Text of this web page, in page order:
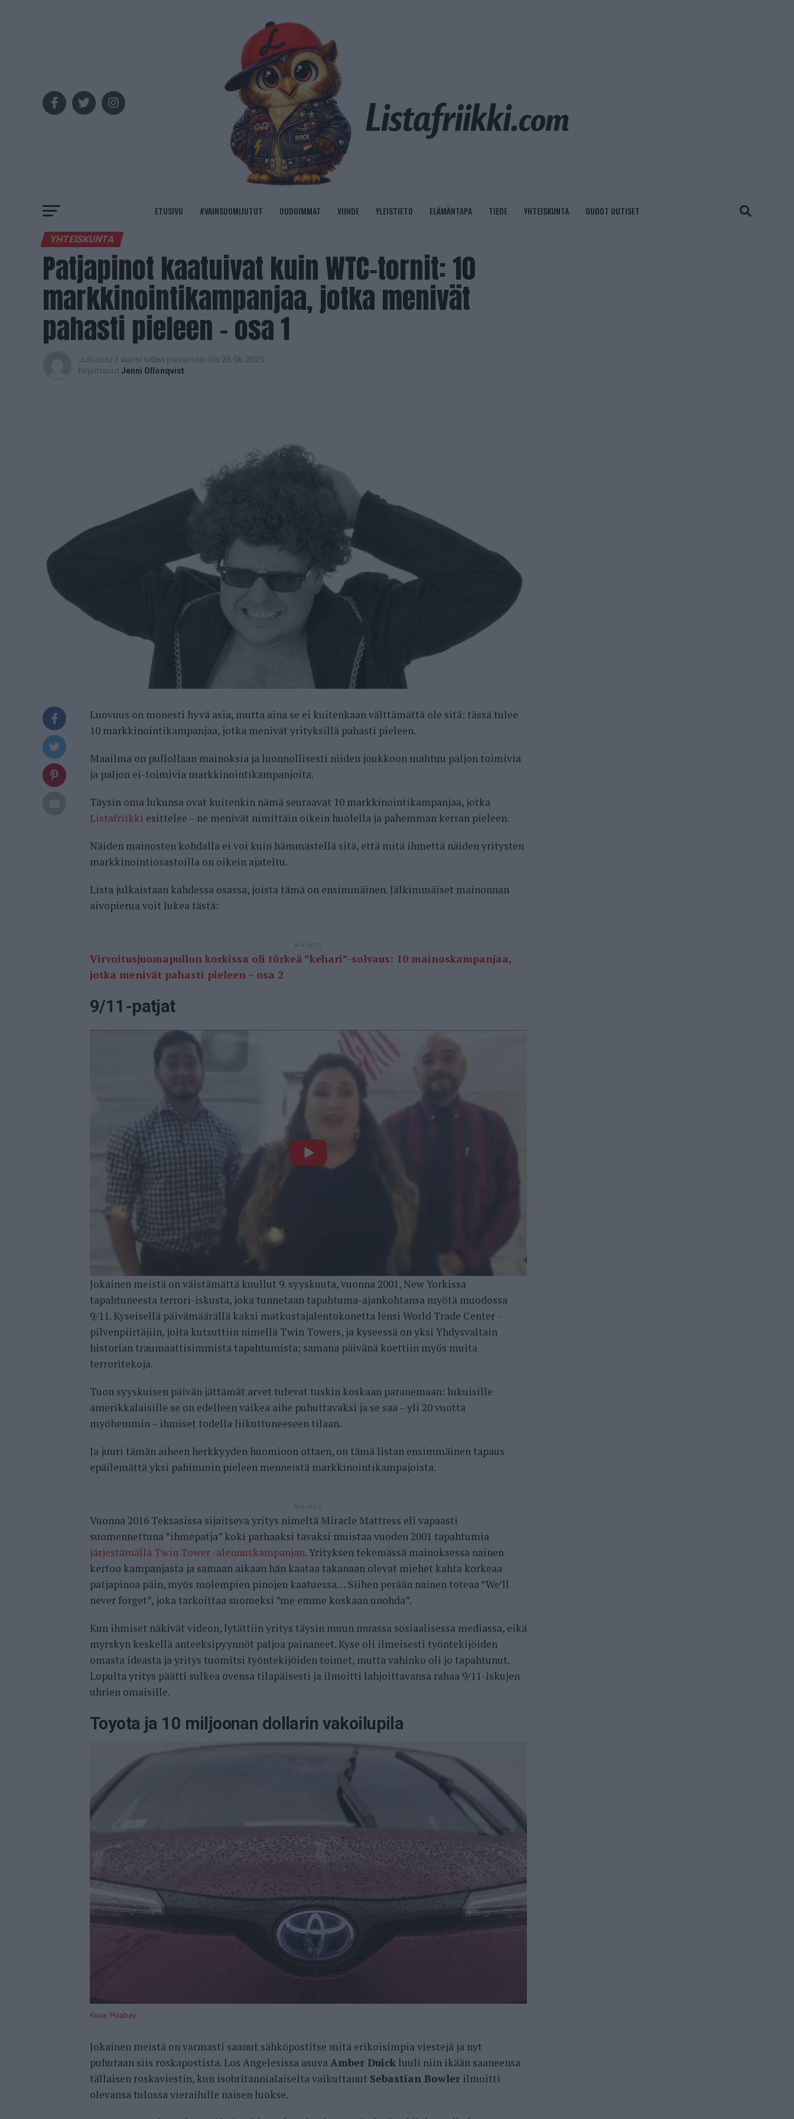
ETUSIVU #VAINSUOMIJUTUT OUDOIMMAT VIIHDE YLEISTIETO ELÄMÄNTAPA TIEDE YHTEISKUNTA OUDOT UUTISET
YHTEISKUNTA
Patjapinot kaatuivat kuin WTC-tornit: 10
markkinointikampanjaa, jotka menivät
pahasti pieleen – osa 1
Julkaistu 1 vuosi sitten päivämäärällä 26.06.2025
Kirjoittanut Jenni Ollonqvist
Luovuus on monesti hyvä asia, mutta aina se ei kuitenkaan välttämättä ole sitä: tässä tulee
10 markkinointikampanjaa, jotka menivät yrityksillä pahasti pieleen.
Maailma on pullollaan mainoksia ja luonnollisesti niiden joukkoon mahtuu paljon toimivia
ja paljon ei-toimivia markkinointikampanjoita.
Täysin oma lukunsa ovat kuitenkin nämä seuraavat 10 markkinointikampanjaa, jotka
Listafriikki esittelee – ne menivät nimittäin oikein huolella ja pahemman kerran pieleen.
Näiden mainosten kohdalla ei voi kuin hämmästellä sitä, että mitä ihmettä näiden yritysten
markkinointiosastoilla on oikein ajateltu.
Lista julkaistaan kahdessa osassa, joista tämä on ensimmäinen. Jälkimmäiset mainonnan
aivopierua voit lukea tästä:
MAINOS
Virvoitusjuomapullon korkissa oli törkeä ”kehari”-solvaus: 10 mainoskampanjaa,
jotka menivät pahasti pieleen – osa 2
9/11-patjat
Jokainen meistä on väistämättä kuullut 9. syyskuuta, vuonna 2001, New Yorkissa
tapahtuneesta terrori-iskusta, joka tunnetaan tapahtuma-ajankohtansa myötä muodossa
9/11. Kyseisellä päivämäärällä kaksi matkustajalentokonetta lensi World Trade Center -
pilvenpiirtäjiin, joita kutsuttiin nimellä Twin Towers, ja kyseessä on yksi Yhdysvaltain
historian traumaattisimmista tapahtumista; samana päivänä koettiin myös muita
terroritekoja.
Tuon syyskuisen päivän jättämät arvet tulevat tuskin koskaan paranemaan: lukuisille
amerikkalaisille se on edelleen vaikea aihe puhuttavaksi ja se saa – yli 20 vuotta
myöhemmin – ihmiset todella liikuttuneeseen tilaan.
Ja juuri tämän aiheen herkkyyden huomioon ottaen, on tämä listan ensimmäinen tapaus
epäilemättä yksi pahimmin pieleen menneistä markkinointikampajoista.
MAINOS
Vuonna 2016 Teksasissa sijaitseva yritys nimeltä Miracle Mattress eli vapaasti
suomennettuna ”ihmepatja” koki parhaaksi tavaksi muistaa vuoden 2001 tapahtumia
järjestämällä Twin Tower -alennuskampanjan. Yrityksen tekemässä mainoksessa nainen
kertoo kampanjasta ja samaan aikaan hän kaataa takanaan olevat miehet kahta korkeaa
patjapinoa päin, myös molempien pinojen kaatuessa… Siihen perään nainen toteaa ”We’ll
never forget”, joka tarkoittaa suomeksi ”me emme koskaan unohda”.
Kun ihmiset näkivät videon, lytättiin yritys täysin muun muassa sosiaalisessa mediassa, eikä
myrskyn keskellä anteeksipyynnöt paljoa painaneet. Kyse oli ilmeisesti työntekijöiden
omasta ideasta ja yritys tuomitsi työntekijöiden toimet, mutta vahinko oli jo tapahtunut.
Lopulta yritys päätti sulkea ovensa tilapäisesti ja ilmoitti lahjoittavansa rahaa 9/11-iskujen
uhrien omaisille.
Toyota ja 10 miljoonan dollarin vakoilupila
Kuva: Pixabay
Jokainen meistä on varmasti saanut sähköpostitse mitä erikoisimpia viestejä ja nyt
puhutaan siis roskapostista. Los Angelesissa asuvaAmber Duick luuli niin ikään saaneensa
tällaisen roskaviestin, kun isobritannialaiselta vaikuttanut Sebastian Bowler ilmoitti
olevansa tulossa vierailulle naisen luokse.